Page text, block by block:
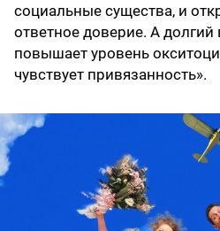
социальные существа, и
ответное доверие. А долгий
повышает уровень
чувствует привязанность».